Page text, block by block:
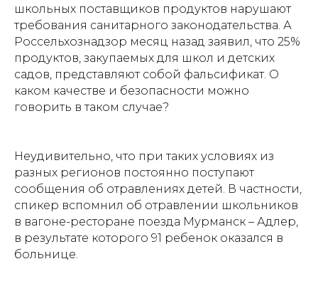
школьных поставщиков продуктов нарушают
требования санитарного законодательства. А
Россельхознадзор месяц назад заявил, что 25%
продуктов, закупаемых для школ и детских
садов, представляют собой фальсификат. О
каком качестве и безопасности можно
говорить в таком случае?
Неудивительно, что при таких условиях из
разных регионов постоянно поступают
сообщения об отравлениях детей. В частности,
спикер вспомнил об отравлении школьников
в вагоне-ресторане поезда Мурманск – Адлер,
в результате которого 91 ребенок оказался в
больнице.